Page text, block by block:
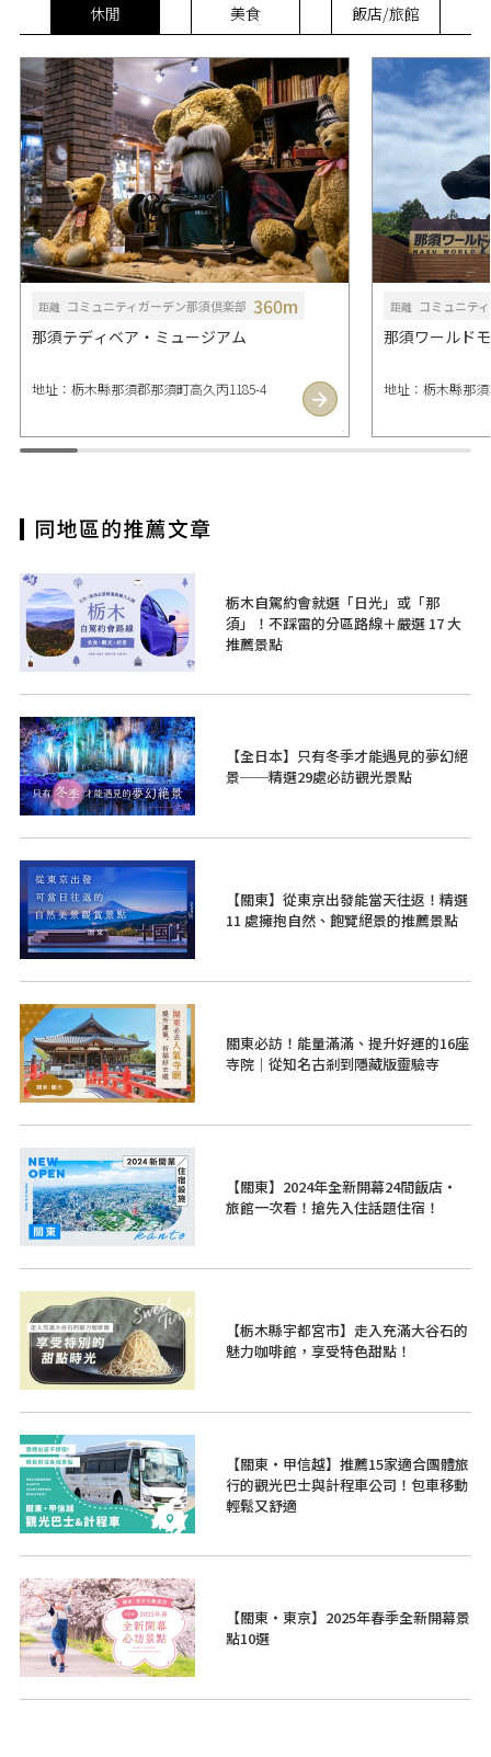
休閒 美食 飯店/旅館
距離 コミュニティガーデン那須倶楽部 360m
那須テディベア・ミュージアム
地址：栃木縣那須郡那須町高久丙1185-4
距離 コミュニテ
那須ワールド
地址：栃木縣那
栃木自駕約會就選「日光」或「那
須」！不踩雷的分區路線＋嚴選 17 大
推薦景點
【全日本】只有冬季才能遇見的夢幻絕
景──精選29處必訪觀光景點
【關東】從東京出發能當天往返！精選
11 處擁抱自然、飽覽絕景的推薦景點
關東必訪！能量滿滿、提升好運的16座
寺院｜從知名古剎到隱藏版靈驗寺
【關東】2024年全新開幕24間飯店・
旅館一次看！搶先入住話題住宿！
【栃木縣宇都宮市】走入充滿大谷石的
魅力咖啡館，享受特色甜點！
【關東・甲信越】推薦15家適合團體旅
行的觀光巴士與計程車公司！包車移動
輕鬆又舒適
【關東・東京】2025年春季全新開幕景
點10選